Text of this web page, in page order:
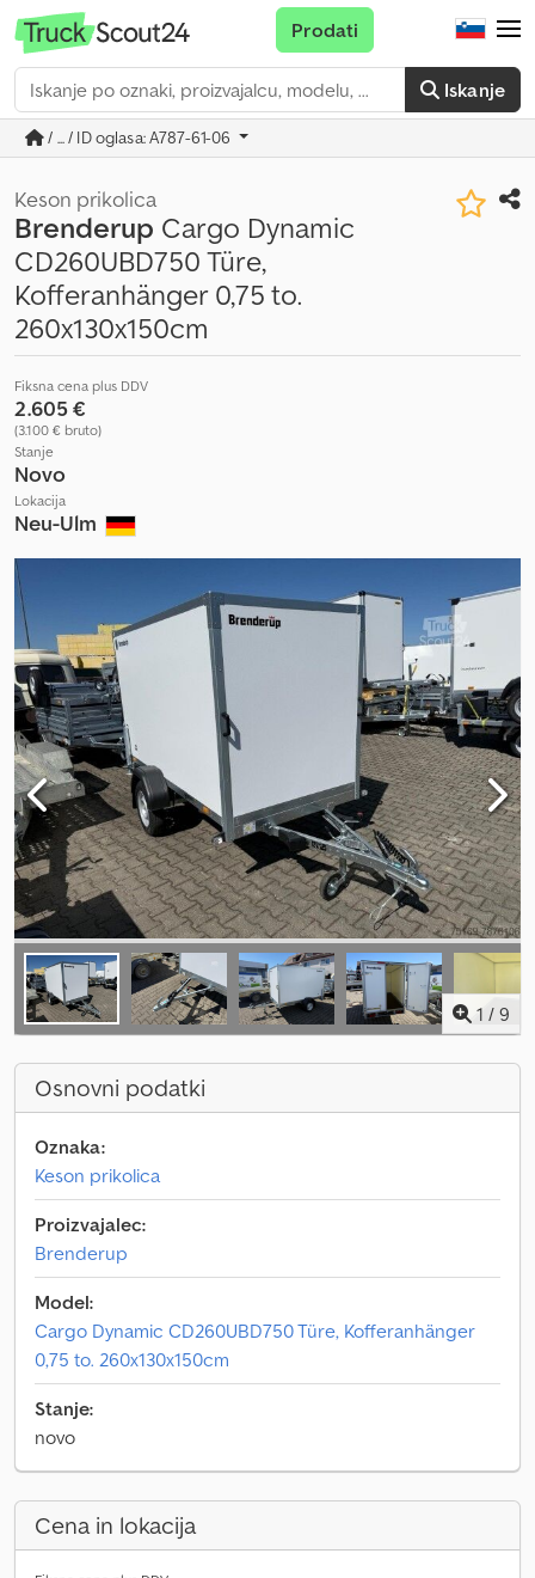
Iskanje
Prodati
/ ... / ID oglasa: A787-61-06
Keson prikolica
Brenderup Cargo Dynamic
CD260UBD750 Türe,
Kofferanhänger 0,75 to.
260x130x150cm
Fiksna cena plus DDV
2.605 €
(3.100 € bruto)
Stanje
Novo
Lokacija
Neu-Ulm
1 / 9
Osnovni podatki
Oznaka:
Keson prikolica
Proizvajalec:
Brenderup
Model:
Cargo Dynamic CD260UBD750 Türe, Kofferanhänger
0,75 to. 260x130x150cm
Stanje:
novo
Cena in lokacija